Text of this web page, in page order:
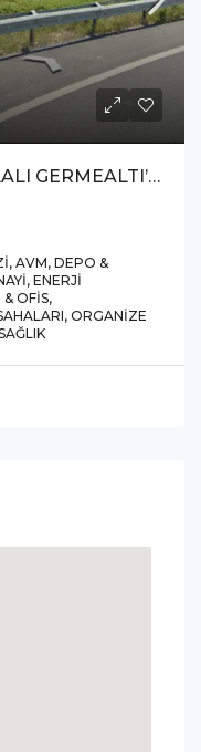
FIRSAT-ARNAVUTKÖY BAKLALI GERMEALTI’NDA SATILIK 1000 M2
AVM, DEPO &
ENERJI
& OFIS,
ORGANIZE